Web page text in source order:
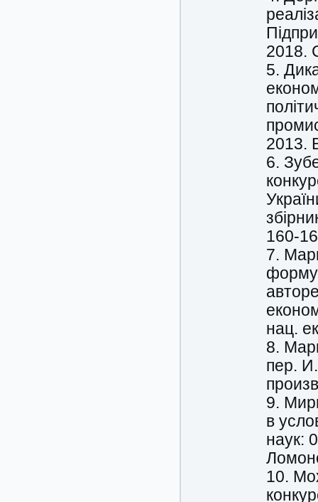
2018.
5.
2013.
6.
160-
7.
нац.
8.
пер.
9.
в
наук:
10.